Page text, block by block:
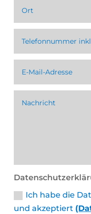
Ich habe die
und akzeptiert